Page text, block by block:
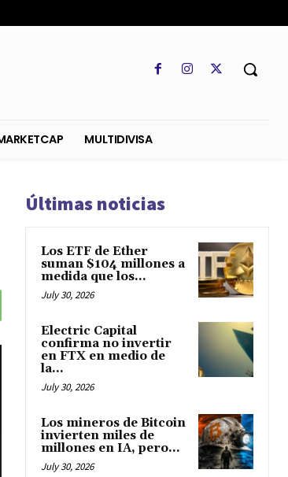
Últimas noticias
Los ETF de Ether
suman $104 millones a
medida que los...
July 30, 2026
Electric Capital
confirma no invertir
en FTX en medio de
la...
July 30, 2026
Los mineros de Bitcoin
invierten miles de
millones en IA, pero...
July 30, 2026